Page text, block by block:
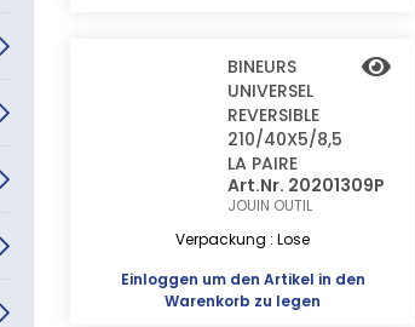
BINEURS
UNIVERSEL
REVERSIBLE
210/40X5/8,5
LA PAIRE
Art.Nr. 20201309P
JOUIN OUTIL
Verpackung : Lose
Einloggen um den Artikel in den
Warenkorb zu legen